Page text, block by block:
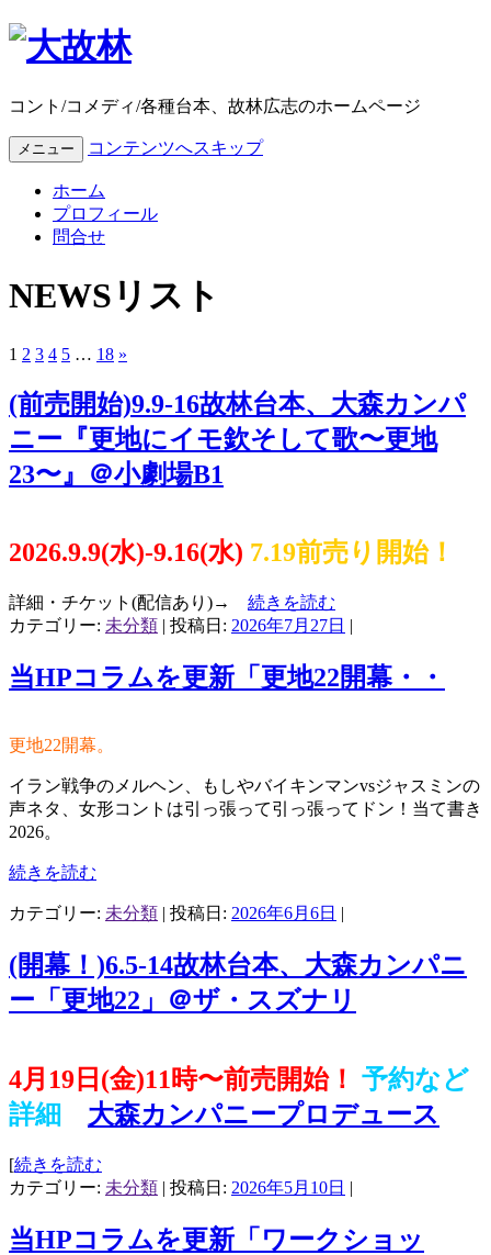
コント/コメディ/各種台本、故林広志のホームページ
メニュー コンテンツへスキップ
ホーム
プロフィール
問合せ
NEWSリスト
1 2 3 4 5 … 18 »
(前売開始)9.9-16故林台本、大森カンパ
ニー『更地にイモ欽そして歌〜更地
23〜』＠小劇場B1
2026.9.9(水)-9.16(水) 7.19前売り開始！
詳細・チケット(配信あり)→ 続きを読む
カテゴリー: 未分類 | 投稿日: 2026年7月27日 |
当HPコラムを更新「更地22開幕・・
更地22開幕。
イラン戦争のメルヘン、もしやバイキンマンvsジャスミンの
声ネタ、女形コントは引っ張って引っ張ってドン！当て書き
2026。
続きを読む
カテゴリー: 未分類 | 投稿日: 2026年6月6日 |
(開幕！)6.5-14故林台本、大森カンパニ
ー「更地22」＠ザ・スズナリ
4月19日(金)11時〜前売開始！ 予約など
詳細 大森カンパニープロデュース
[続きを読む
カテゴリー: 未分類 | 投稿日: 2026年5月10日 |
当HPコラムを更新「ワークショッ